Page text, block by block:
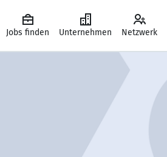
Jobs finden Unternehmen Netzwerk